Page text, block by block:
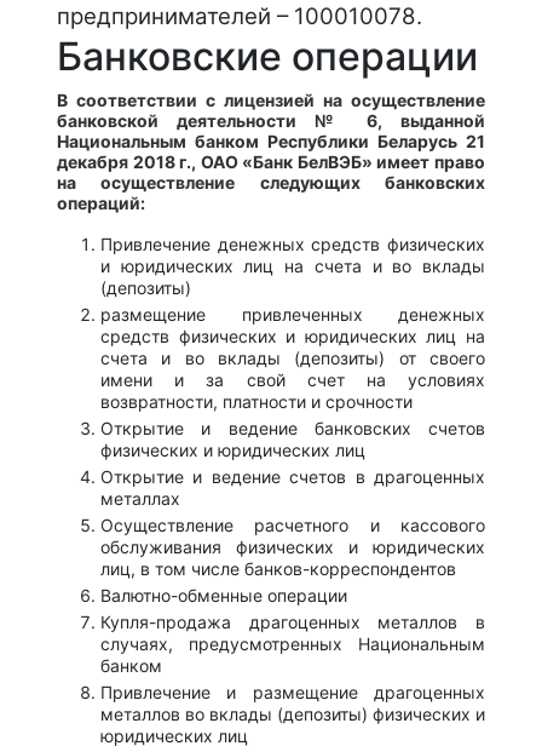
предпринимателей – 100010078.
Банковские операции
В соответствии с лицензией на осуществление
банковской деятельности № 6, выданной
Национальным банком Республики Беларусь 21
декабря 2018 г., ОАО «Банк БелВЭБ» имеет право
на осуществление следующих банковских
операций:
Привлечение денежных средств физических
и юридических лиц на счета и во вклады
(депозиты)
размещение привлеченных денежных
средств физических и юридических лиц на
счета и во вклады (депозиты) от своего
имени и за свой счет на условиях
возвратности, платности и срочности
Открытие и ведение банковских счетов
физических и юридических лиц
Открытие и ведение счетов в драгоценных
металлах
Осуществление расчетного и кассового
обслуживания физических и юридических
лиц, в том числе банков-корреспондентов
Валютно-обменные операции
Купля-продажа драгоценных металлов в
случаях, предусмотренных Национальным
банком
Привлечение и размещение драгоценных
металлов во вклады (депозиты) физических и
юридических лиц